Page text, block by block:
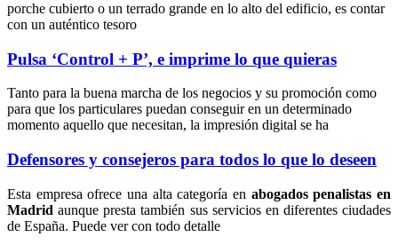
porche cubierto o un terrado grande en lo alto del edificio, es contar
con un auténtico tesoro
Pulsa ‘Control + P’, e imprime lo que quieras
Tanto para la buena marcha de los negocios y su promoción como
para que los particulares puedan conseguir en un determinado
momento aquello que necesitan, la impresión digital se ha
Defensores y consejeros para todos lo que lo deseen
Esta empresa ofrece una alta categoría en abogados penalistas en
Madrid aunque presta también sus servicios en diferentes ciudades
de España. Puede ver con todo detalle